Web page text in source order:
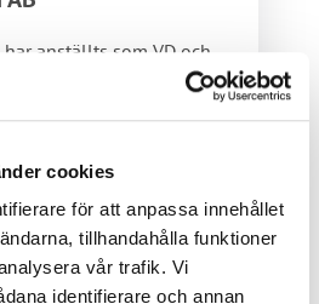
cookies
för att anpassa innehållet
tillhandahålla funktioner
vår trafik. Vi
identifierare och annan
anställts som VD och
2015 som VD för VVS-